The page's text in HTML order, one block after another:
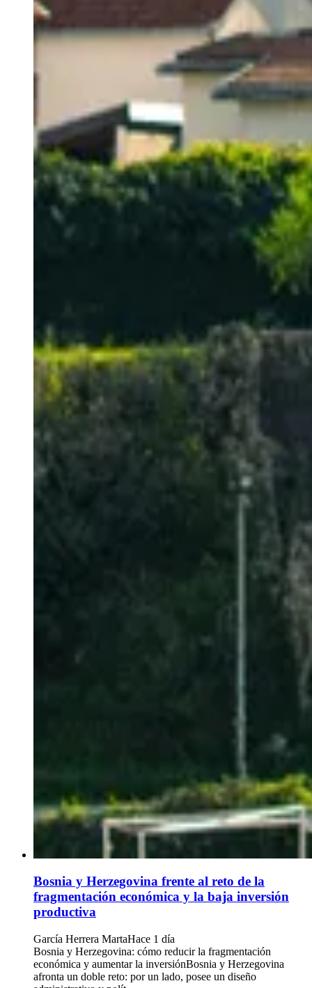
Bosnia y Herzegovina frente al reto de la
fragmentación económica y la baja inversión
productiva
García Herrera MartaHace 1 día
Bosnia y Herzegovina: cómo reducir la fragmentación
económica y aumentar la inversiónBosnia y Herzegovina
afronta un doble reto: por un lado, posee un diseño